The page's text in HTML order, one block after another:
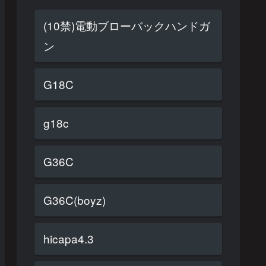
(10禁)電動ブローバックハンドガ
ン
G18C
g18c
G36C
G36C(boyz)
hicapa4.3